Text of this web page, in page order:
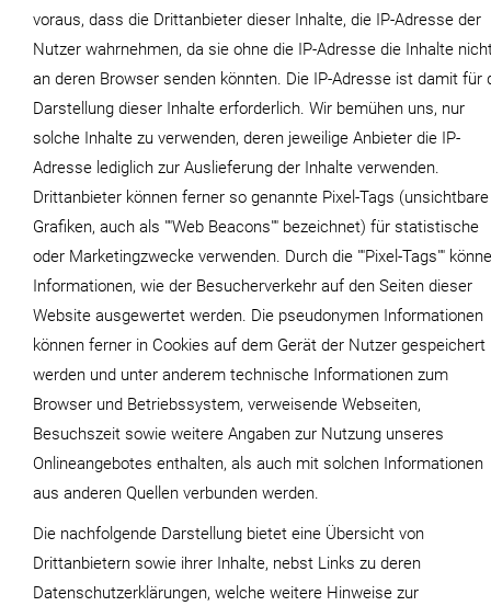
voraus, dass die Drittanbieter dieser Inhalte, die IP-Adresse der
Nutzer wahrnehmen, da sie ohne die IP-Adresse die Inhalte
an deren Browser senden könnten. Die IP-Adresse ist damit für
Darstellung dieser Inhalte erforderlich. Wir bemühen uns, nur
solche Inhalte zu verwenden, deren jeweilige Anbieter die IP-
Adresse lediglich zur Auslieferung der Inhalte verwenden.
Drittanbieter können ferner so genannte Pixel-Tags (unsichtbare
Grafiken, auch als ""Web Beacons"" bezeichnet) für statistische
oder Marketingzwecke verwenden. Durch die ""Pixel-Tags""
Informationen, wie der Besucherverkehr auf den Seiten dieser
Website ausgewertet werden. Die pseudonymen Informationen
können ferner in Cookies auf dem Gerät der Nutzer gespeichert
werden und unter anderem technische Informationen zum
Browser und Betriebssystem, verweisende Webseiten,
Besuchszeit sowie weitere Angaben zur Nutzung unseres
Onlineangebotes enthalten, als auch mit solchen Informationen
aus anderen Quellen verbunden werden.
Die nachfolgende Darstellung bietet eine Übersicht von
Drittanbietern sowie ihrer Inhalte, nebst Links zu deren
Datenschutzerklärungen, welche weitere Hinweise zur